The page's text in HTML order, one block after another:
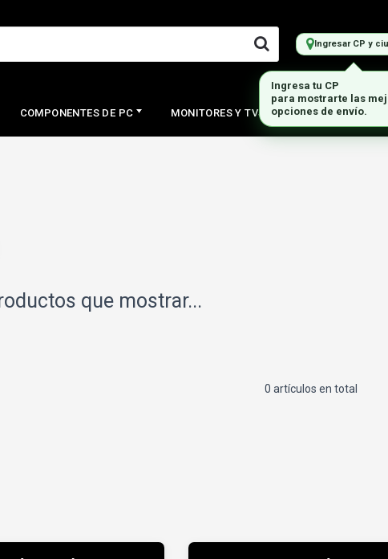
Ingresar CP y
COMPONENTES DE PC MONITORES Y TVS PERIFERICOS
que mostrar...
0 artículos en total
Ingresa tu CP
para mostrarte las
opciones de envío.